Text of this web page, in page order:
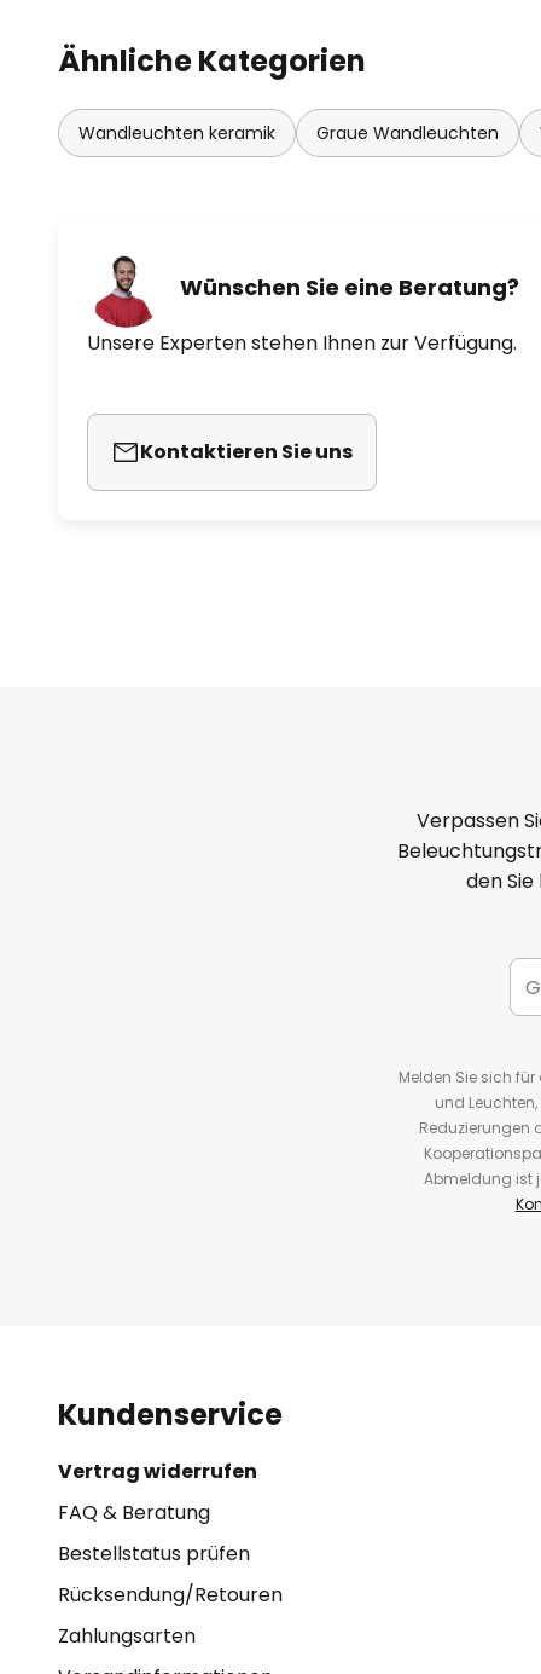
Ähnliche Kategorien
Wandleuchten keramik Graue Wandleuchten
Wünschen Sie eine Beratung?
Unsere Experten stehen Ihnen zur Verfügung.
Kontaktieren Sie uns
Verpassen
den
Melden Sie sich
und
Reduzierungen
Abmeldung ist
Kundenservice
Vertrag widerrufen
FAQ & Beratung
Bestellstatus prüfen
Rücksendung/Retouren
Zahlungsarten